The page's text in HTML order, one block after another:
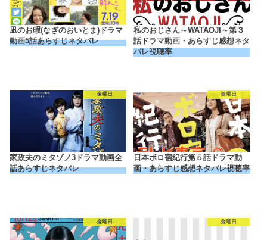
凪のお暇(なぎのおいとま)ドラマ
動画5話あらすじネタバレ
私のおじさん～WATAOJI～第３
話ドラマ動画・あらすじ感想ネタ
バレ視聴率
金曜日
家政夫のミタゾノ3ドラマ動画全
話あらすじネタバレ
金曜日
日本ボロ宿紀行第５話ドラマ動
画・あらすじ感想ネタバレ視聴率
金曜日 金曜日